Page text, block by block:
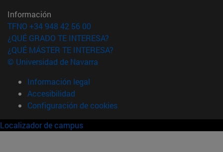
Información
TFNO +34 948 42 56 00
¿QUÉ GRADO TE INTERESA?
¿QUÉ MÁSTER TE INTERESA?
© Universidad de Navarra
Información legal
Accesibilidad
Configuración de cookies
Localizador de campus